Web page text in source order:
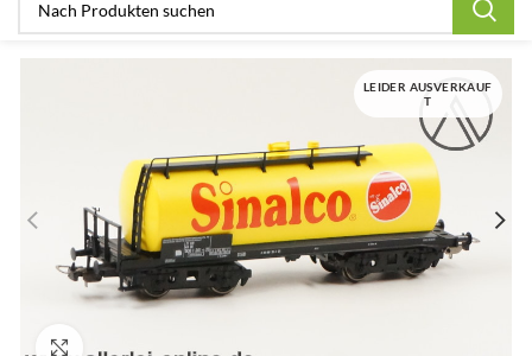
LEIDER AUSVERKAUF
T
Zum Vergrößern anklicken